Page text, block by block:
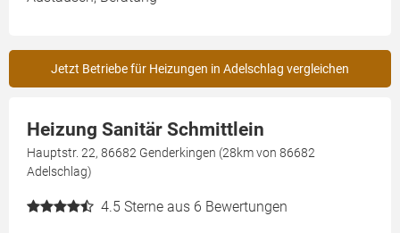
Jetzt Betriebe für Heizungen in Adelschlag vergleichen
Heizung Sanitär Schmittlein
Hauptstr. 22, 86682 Genderkingen (28km von 86682
Adelschlag)
4.5 Sterne aus 6 Bewertungen